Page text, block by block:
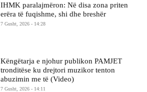
IHMK paralajmëron: Në disa zona priten
erëra të fuqishme, shi dhe breshër
7 Gusht, 2026 - 14:28
Këngëtarja e njohur publikon PAMJET
tronditëse ku drejtori muzikor tenton
abuzimin me të (Video)
7 Gusht, 2026 - 14:11